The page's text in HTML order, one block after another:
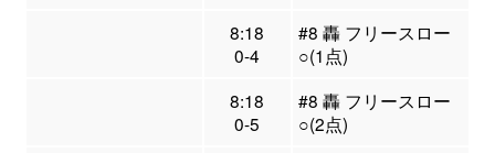
8:18
0-4
#8 轟 フリースロー
○(1点)
8:18
0-5
#8 轟 フリースロー
○(2点)